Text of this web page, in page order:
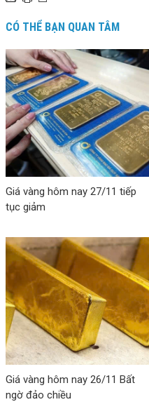
CÓ THỂ BẠN QUAN TÂM
Giá vàng hôm nay 27/11 tiếp
tục giảm
Giá vàng hôm nay 26/11 Bất
ngờ đảo chiều